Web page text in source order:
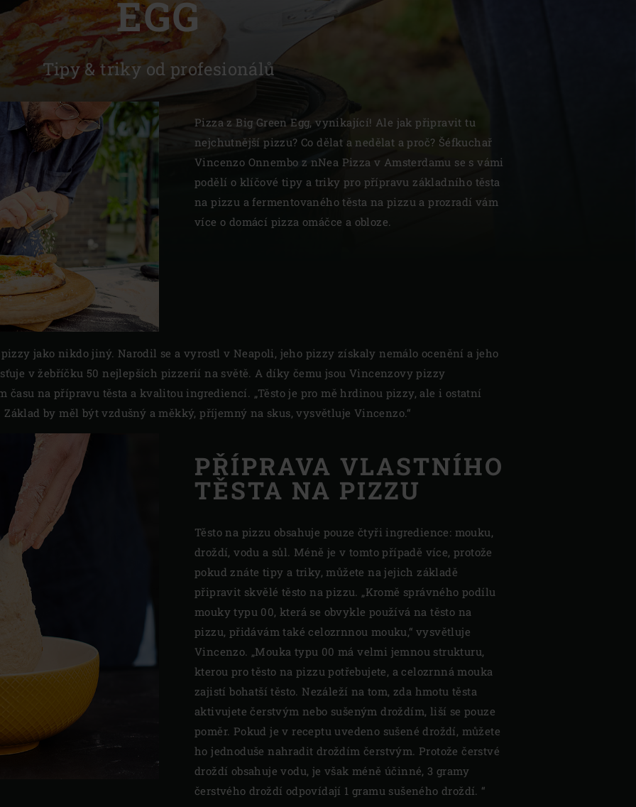
Slovenia | Slovenija
Sweden | Sverige
Switzerland | Schweiz
EGG
Tipy & triky od profesionálů
Pizza z Big Green Egg, vynikající! Ale jak připravit tu
nejchutnější pizzu? Co dělat a nedělat a proč? Šéfkuchař
Vincenzo Onnembo z nNea Pizza v Amsterdamu se s vámi
podělí o klíčové tipy a triky pro přípravu základního těsta
na pizzu a fermentovaného těsta na pizzu a prozradí vám
více o domácí pizza omáčce a obloze.
jako nikdo jiný. Narodil se a vyrostl v Neapoli, jeho pizzy získaly nemálo ocenění a jeho
v žebříčku 50 nejlepších pizzerií na světě. A díky čemu jsou Vincenzovy pizzy
času na přípravu těsta a kvalitou ingrediencí. „Těsto je pro mě hrdinou pizzy, ale i ostatní
by měl být vzdušný a měkký, příjemný na skus, vysvětluje Vincenzo.“
PŘÍPRAVA VLASTNÍHO
TĚSTA NA PIZZU
Těsto na pizzu obsahuje pouze čtyři ingredience: mouku,
droždí, vodu a sůl. Méně je v tomto případě více, protože
pokud znáte tipy a triky, můžete na jejich základě
připravit skvělé těsto na pizzu. „Kromě správného podílu
mouky typu 00, která se obvykle používá na těsto na
pizzu, přidávám také celozrnnou mouku,“ vysvětluje
Vincenzo. „Mouka typu 00 má velmi jemnou strukturu,
kterou pro těsto na pizzu potřebujete, a celozrnná mouka
zajistí bohatší těsto. Nezáleží na tom, zda hmotu těsta
aktivujete čerstvým nebo sušeným droždím, liší se pouze
poměr. Pokud je v receptu uvedeno sušené droždí, můžete
ho jednoduše nahradit droždím čerstvým. Protože čerstvé
droždí obsahuje vodu, je však méně účinné, 3 gramy
čerstvého droždí odpovídají 1 gramu sušeného droždí. “